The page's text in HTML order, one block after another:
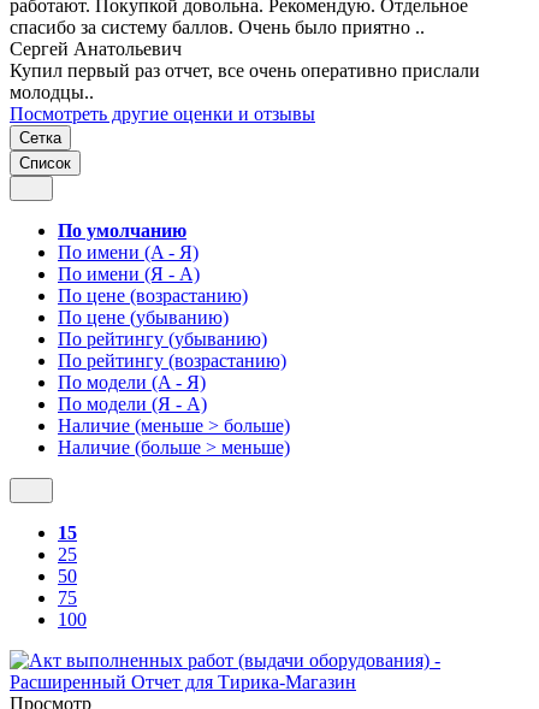
работают. Покупкой довольна. Рекомендую. Отдельное
спасибо за систему баллов. Очень было приятно ..
Сергей Анатольевич
Купил первый раз отчет, все очень оперативно прислали
молодцы..
Посмотреть другие оценки и отзывы
Сетка
Список
По умолчанию
По имени (A - Я)
По имени (Я - A)
По цене (возрастанию)
По цене (убыванию)
По рейтингу (убыванию)
По рейтингу (возрастанию)
По модели (A - Я)
По модели (Я - A)
Наличие (меньше > больше)
Наличие (больше > меньше)
15
25
50
75
100
Просмотр